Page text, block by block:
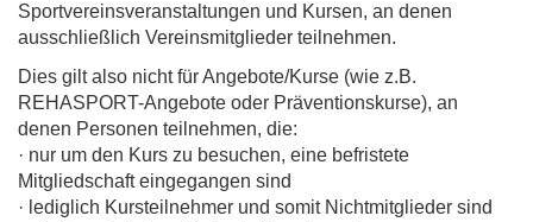
Sportvereinsveranstaltungen und Kursen, an denen
ausschließlich Vereinsmitglieder teilnehmen.
Dies gilt also nicht für Angebote/Kurse (wie z.B.
REHASPORT-Angebote oder Präventionskurse), an
denen Personen teilnehmen, die:
· nur um den Kurs zu besuchen, eine befristete
Mitgliedschaft eingegangen sind
· lediglich Kursteilnehmer und somit Nichtmitglieder sind